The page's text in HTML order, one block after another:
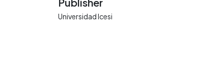
Universidad Icesi